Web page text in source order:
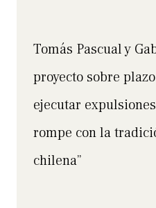
Tomás Pascual y
proyecto sobre
ejecutar
rompe con la
chilena”